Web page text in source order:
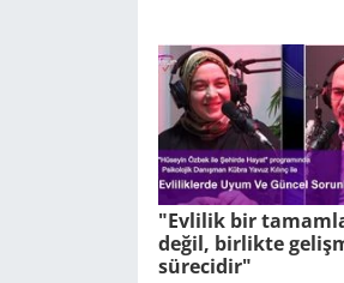
"Evlilik bir
değil, birlikte
sürecidir"